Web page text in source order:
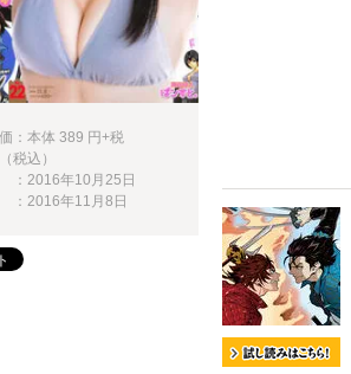
：本体 389 円+税
税込）
：2016年10月25日
2016年11月8日